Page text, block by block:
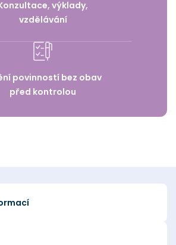
výklady,
vzdělávání
povinností bez obav
před kontrolou